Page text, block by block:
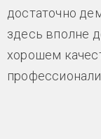
достаточно
здесь вполне
хорошем